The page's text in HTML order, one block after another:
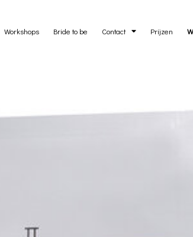
Workshops Bride to be Contact Prijzen